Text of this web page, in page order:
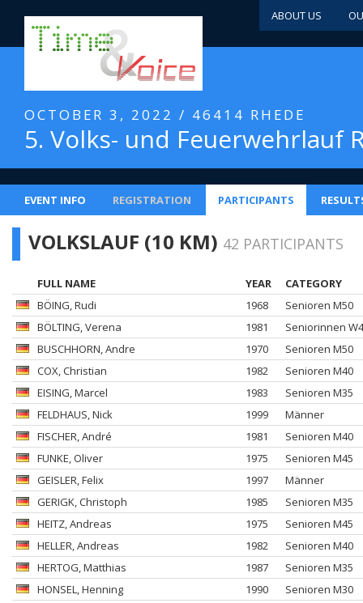
ABOUT US
OCTOBER 3, 2022 / 46414 RHEDE
5. Volks- und Feuerwehrlauf
EVENT INFO REGISTRATION PARTICIPANTS
VOLKSLAUF (10 KM) 42 PARTICIPANTS
FULL NAME YEAR
CATEGORY
BÖING, Rudi 1968
Senioren M50
BÖLTING, Verena 1981
Seniorinnen
BUSCHHORN, Andre 1970
Senioren M50
COX, Christian 1982
Senioren M40
EISING, Marcel 1983
Senioren M35
FELDHAUS, Nick 1999
Männer
FISCHER, André 1981
Senioren M40
FUNKE, Oliver 1975
Senioren M45
GEISLER, Felix 1997
Männer
GERIGK, Christoph 1985
Senioren M35
HEITZ, Andreas 1975
Senioren M45
HELLER, Andreas 1982
Senioren M40
HERTOG, Matthias 1987
Senioren M35
HONSEL, Henning 1990
Senioren M30